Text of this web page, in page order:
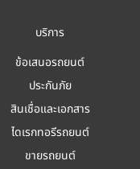
บริการ
ข้อเสนอรถยนต์
ประกันภัย
สินเชื่อและเอกสาร
ไดเรกทอรีรถยนต์
ขายรถยนต์